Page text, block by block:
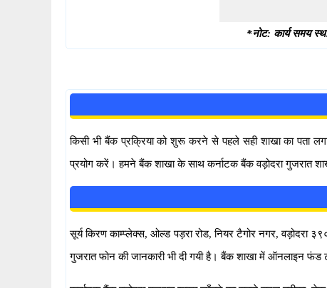
*नोट: कार्य समय
किसी भी बैंक प्रक्रिया को शुरू करने से पहले सही शाखा का पता
प्रयोग करें। हमने बैंक शाखा के साथ कर्नाटक बैंक वड़ोदरा गुजरात
सूर्य किरण काम्प्लेक्स, ओल्ड पड़रा रोड, नियर टैगोर नगर, वड़ोदरा
गुजरात फोन की जानकारी भी दी गयी है। बैंक शाखा में ऑनलाइन फंड